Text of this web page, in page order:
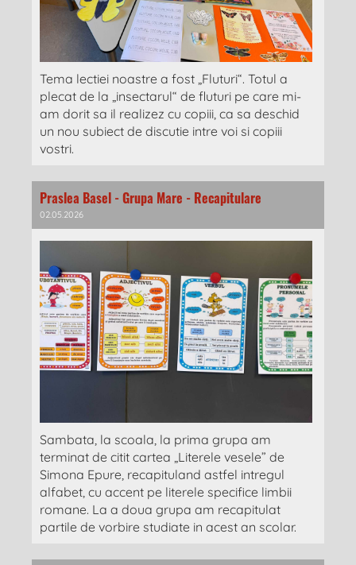
Tema lectiei noastre a fost „Fluturi“. Totul a
plecat de la „insectarul“ de fluturi pe care mi-
am dorit sa il realizez cu copiii, ca sa deschid
un nou subiect de discutie intre voi si copiii
vostri.
Praslea Basel - Grupa Mare - Recapitulare
02.05.2026
Sambata, la scoala, la prima grupa am
terminat de citit cartea „Literele vesele” de
Simona Epure, recapituland astfel intregul
alfabet, cu accent pe literele specifice limbii
romane. La a doua grupa am recapitulat
partile de vorbire studiate in acest an scolar.